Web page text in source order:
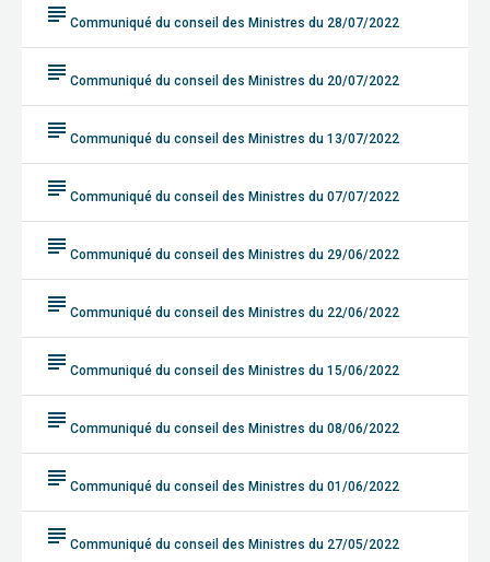
subject Communiqué du conseil des Ministres du 28/07/2022
subject Communiqué du conseil des Ministres du 20/07/2022
subject Communiqué du conseil des Ministres du 13/07/2022
subject Communiqué du conseil des Ministres du 07/07/2022
subject Communiqué du conseil des Ministres du 29/06/2022
subject Communiqué du conseil des Ministres du 22/06/2022
subject Communiqué du conseil des Ministres du 15/06/2022
subject Communiqué du conseil des Ministres du 08/06/2022
subject Communiqué du conseil des Ministres du 01/06/2022
subject Communiqué du conseil des Ministres du 27/05/2022